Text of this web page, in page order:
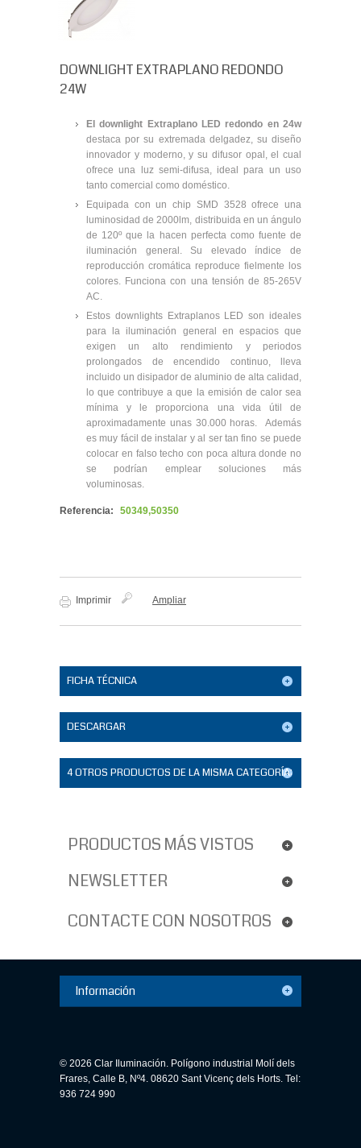
DOWNLIGHT EXTRAPLANO REDONDO
24W
El downlight Extraplano LED redondo en 24w
destaca por su extremada delgadez, su diseño
innovador y moderno, y su difusor opal, el cual
ofrece una luz semi-difusa, ideal para un uso
tanto comercial como doméstico.
Equipada con un chip SMD 3528 ofrece una
luminosidad de 2000lm, distribuida en un ángulo
de 120º que la hacen perfecta como fuente de
iluminación general. Su elevado índice de
reproducción cromática reproduce fielmente los
colores. Funciona con una tensión de 85-265V
AC.
Estos downlights Extraplanos LED son ideales
para la iluminación general en espacios que
exigen un alto rendimiento y periodos
prolongados de encendido continuo, lleva
incluido un disipador de aluminio de alta calidad,
lo que contribuye a que la emisión de calor sea
mínima y le proporciona una vida útil de
aproximadamente unas 30.000 horas. Además
es muy fácil de instalar y al ser tan fino se puede
colocar en falso techo con poca altura donde no
se podrían emplear soluciones más
voluminosas.
Referencia: 50349,50350
Imprimir Ampliar
FICHA TÉCNICA
DESCARGAR
4 OTROS PRODUCTOS DE LA MISMA CATEGORÍA:
PRODUCTOS MÁS VISTOS
NEWSLETTER
CONTACTE CON NOSOTROS
Información
© 2026 Clar Iluminación. Polígono industrial Molí dels
Frares, Calle B, Nº4. 08620 Sant Vicenç dels Horts. Tel:
936 724 990